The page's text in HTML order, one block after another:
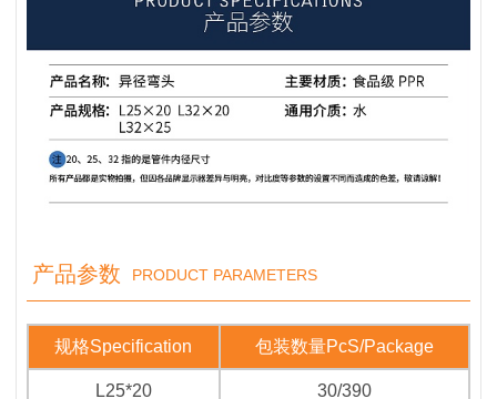
产品参数 PRODUCT PARAMETERS
规格Specification 包装数量PcS/Package
L25*20 30/390